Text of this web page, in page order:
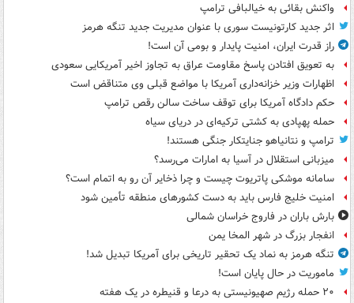
واکنش بقائی به خیالبافی ترامپ
اثر جدید کارتونیست سوری با عنوان مدیریت جدید تنگه هرمز
راز قدرت ایران، امنیت پایدار و بومی آن است!
به تعویق افتادن پاسخ مقاومت عراق به تجاوز اخیر آمریکایی سعودی
اظهارات وزیر خزانه‌داری آمریکا با مواضع قبلی وی متناقض است
حکم دادگاه آمریکا برای توقف ساخت سالن رقص ترامپ
حمله پهپادی به کشتی ترکیه‌ای در دریای سیاه
ترامپ و نتانیاهو جنایتکار جنگی هستند!
میزبانی استقلال در آسیا به امارات می‌رسد؟
سامانه موشکی پاتریوت چیست و چرا ذخایر آن رو به اتمام است؟
امنیت خلیج فارس باید به دست کشورهای منطقه تأمین شود
بارش باران در فاروج خراسان شمالی
انفجار بزرگ در شهر المخا یمن
تنگه هرمز به نماد یک تحقیر تاریخی برای آمریکا تبدیل شد!
ماموریت در حال پایان است!
۲۰ حمله رژیم صهیونیستی به درعا و قنیطره در یک هفته